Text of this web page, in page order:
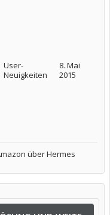
User-
Neuigkeiten
8. Mai
2015
über Hermes